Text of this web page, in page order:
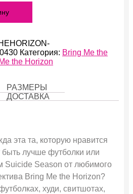
Категория: Bring Me the
the Horizon
РАЗМЕРЫ
ДОСТАВКА
эта та, которую нравится
быть лучше футболки или
Suicide Season от любимого
Bring Me the Horizon?
худи, свитшотах,